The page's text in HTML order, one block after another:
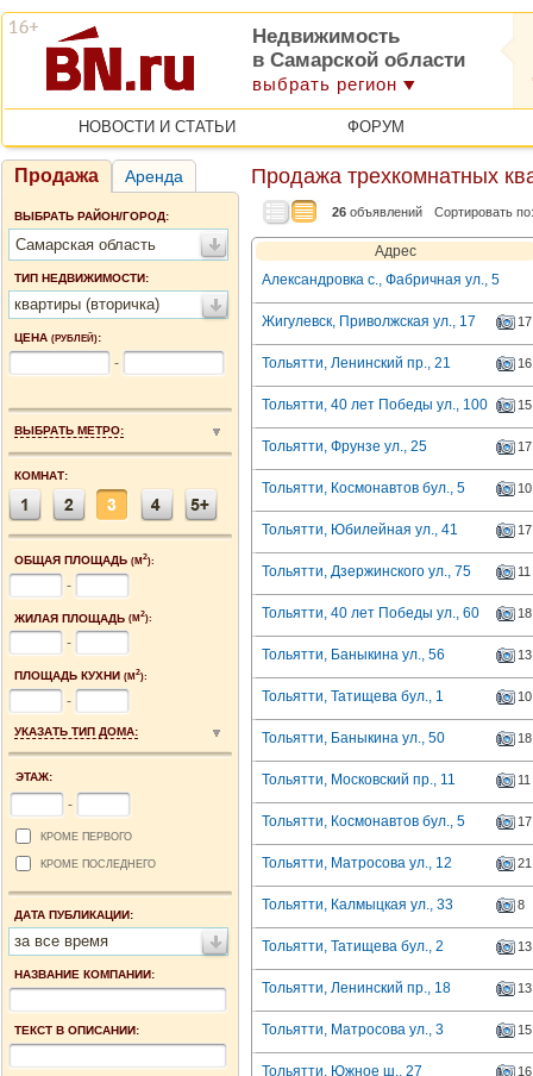
Недвижимость
в Самарской области
выбрать регион
НОВОСТИ И СТАТЬИ ФОРУМ
Продажа Аренда
ВЫБРАТЬ РАЙОН/ГОРОД:
Самарская область
ТИП НЕДВИЖИМОСТИ:
квартиры (вторичка)
ЦЕНА (РУБЛЕЙ):
-
ВЫБРАТЬ МЕТРО:
КОМНАТ:
ОБЩАЯ ПЛОЩАДЬ (М2):
-
ЖИЛАЯ ПЛОЩАДЬ (М2):
-
ПЛОЩАДЬ КУХНИ (М2):
-
УКАЗАТЬ ТИП ДОМА:
ЭТАЖ:
-
КРОМЕ ПЕРВОГО
КРОМЕ ПОСЛЕДНЕГО
ДАТА ПУБЛИКАЦИИ:
за все время
НАЗВАНИЕ КОМПАНИИ:
ТЕКСТ В ОПИСАНИИ:
Продажа трехкомнатных
26 объявлений Сортировать
Адрес
Александровка с., Фабричная ул., 5
Жигулевск, Приволжская ул., 17 17
Тольятти, Ленинский пр., 21 16
Тольятти, 40 лет Победы ул., 100 15
Тольятти, Фрунзе ул., 25 17
Тольятти, Космонавтов бул., 5 10
Тольятти, Юбилейная ул., 41 17
Тольятти, Дзержинского ул., 75 11
Тольятти, 40 лет Победы ул., 60 18
Тольятти, Баныкина ул., 56 13
Тольятти, Татищева бул., 1 10
Тольятти, Баныкина ул., 50 18
Тольятти, Московский пр., 11 11
Тольятти, Космонавтов бул., 5 17
Тольятти, Матросова ул., 12 21
Тольятти, Калмыцкая ул., 33 8
Тольятти, Татищева бул., 2 13
Тольятти, Ленинский пр., 18 13
Тольятти, Матросова ул., 3 15
Тольятти, Южное ш., 27 16